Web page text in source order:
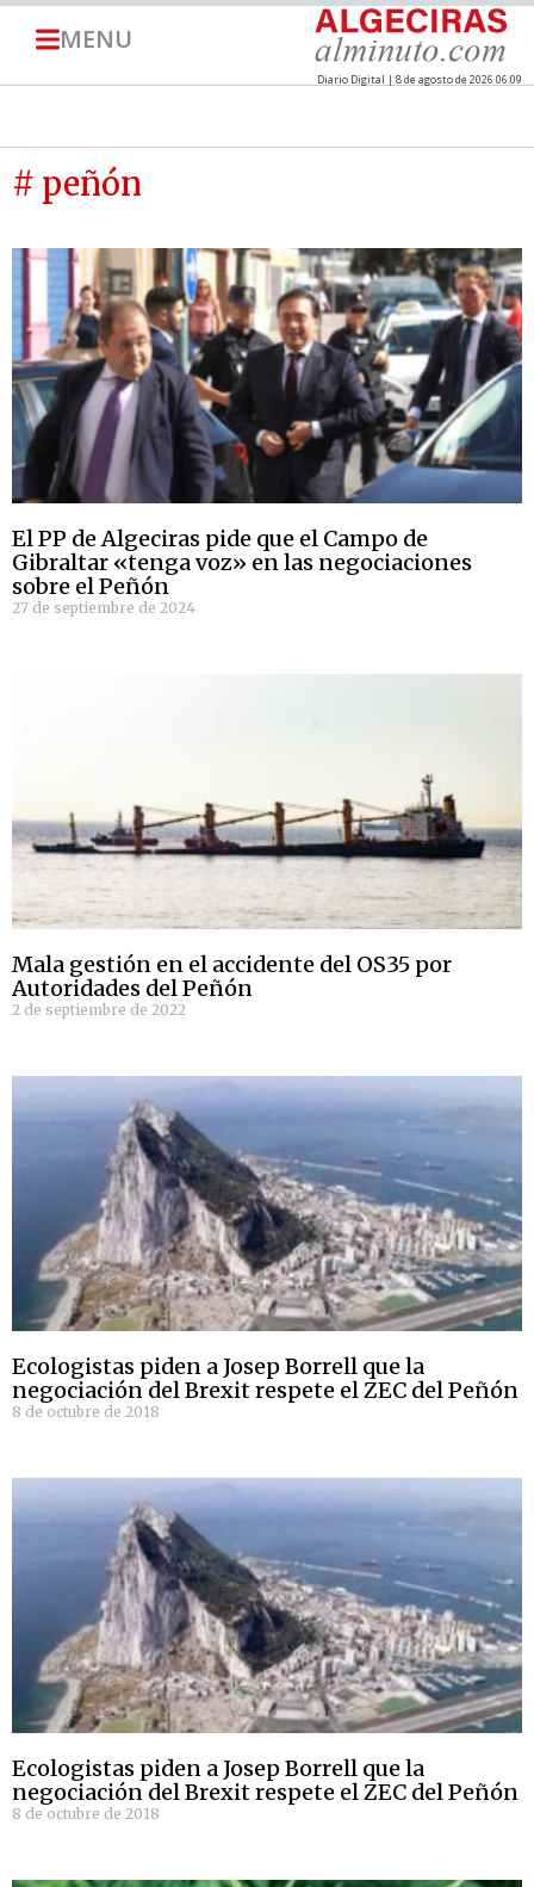
MENU
Diario Digital | 8 de agosto de 2026 06:09
# peñón
El PP de Algeciras pide que el Campo de
Gibraltar «tenga voz» en las negociaciones
sobre el Peñón
27 de septiembre de 2024
Mala gestión en el accidente del OS35 por
Autoridades del Peñón
2 de septiembre de 2022
Ecologistas piden a Josep Borrell que la
negociación del Brexit respete el ZEC del Peñón
8 de octubre de 2018
Ecologistas piden a Josep Borrell que la
negociación del Brexit respete el ZEC del Peñón
8 de octubre de 2018